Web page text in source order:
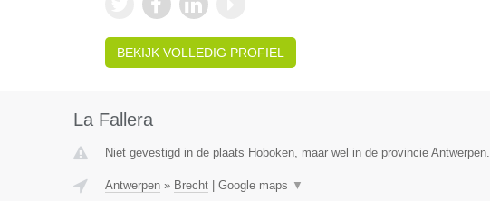
BEKIJK VOLLEDIG PROFIEL
La Fallera
Niet gevestigd in de plaats Hoboken, maar wel in de provincie Antwerpen.
Antwerpen» Brecht| Google maps ▼